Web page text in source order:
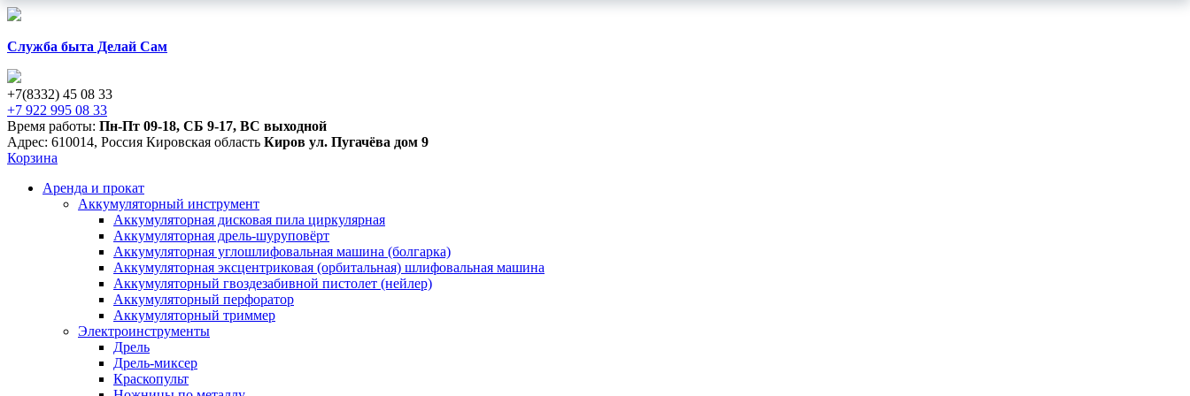
Служба быта Делай Сам
+7(8332) 45 08 33
+7 922 995 08 33
Время работы: Пн-Пт 09-18, СБ 9-17, ВС выходной
Адрес: 610014, Россия Кировская область Киров ул. Пугачёва дом 9
Корзина
Аренда и прокат
Аккумуляторный инструмент
Аккумуляторная дисковая пила циркулярная
Аккумуляторная дрель-шуруповёрт
Аккумуляторная углошлифовальная машина (болгарка)
Аккумуляторная эксцентриковая (орбитальная) шлифовальная машина
Аккумуляторный гвоздезабивной пистолет (нейлер)
Аккумуляторный перфоратор
Аккумуляторный триммер
Электроинструменты
Дрель
Дрель-миксер
Краскопульт